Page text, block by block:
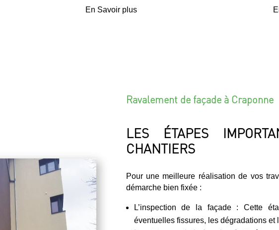
En Savoir plus
Ravalement de façade à Craponne
LES ÉTAPES
CHANTIERS
Pour une meilleure réalisation de vos
démarche bien fixée :
L’inspection de la façade : Cette
éventuelles fissures, les dégradations et